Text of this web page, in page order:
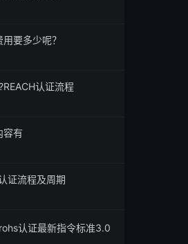
要多少呢？
认证流程
容有
证流程及周期
认证最新指令标准3.0